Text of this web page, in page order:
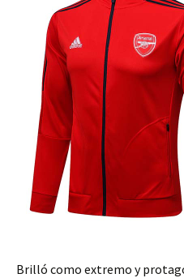
Brilló como extremo y